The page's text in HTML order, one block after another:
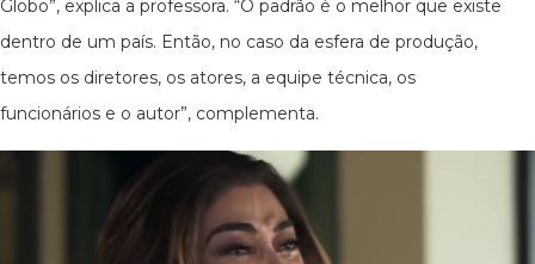
Globo”, explica a professora. “O padrão é o melhor que existe
dentro de um país. Então, no caso da esfera de produção,
temos os diretores, os atores, a equipe técnica, os
funcionários e o autor”, complementa.